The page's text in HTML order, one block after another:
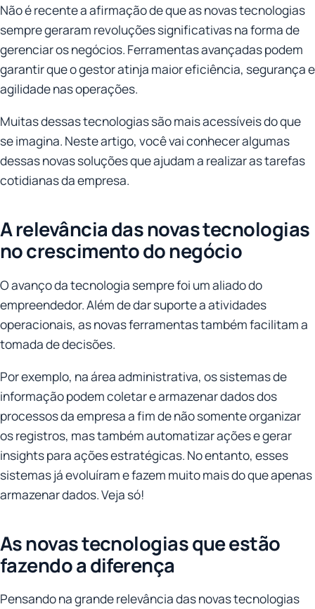
Não é recente a afirmação de que as novas tecnologias
sempre geraram revoluções significativas na forma de
gerenciar os negócios. Ferramentas avançadas podem
garantir que o gestor atinja maior eficiência, segurança e
agilidade nas operações.
Muitas dessas tecnologias são mais acessíveis do que
se imagina. Neste artigo, você vai conhecer algumas
dessas novas soluções que ajudam a realizar as tarefas
cotidianas da empresa.
A relevância das novas tecnologias
no crescimento do negócio
O avanço da tecnologia sempre foi um aliado do
empreendedor. Além de dar suporte a atividades
operacionais, as novas ferramentas também facilitam a
tomada de decisões.
Por exemplo, na área administrativa, os sistemas de
informação podem coletar e armazenar dados dos
processos da empresa a fim de não somente organizar
os registros, mas também automatizar ações e gerar
insights para ações estratégicas. No entanto, esses
sistemas já evoluíram e fazem muito mais do que apenas
armazenar dados. Veja só!
As novas tecnologias que estão
fazendo a diferença
Pensando na grande relevância das novas tecnologias